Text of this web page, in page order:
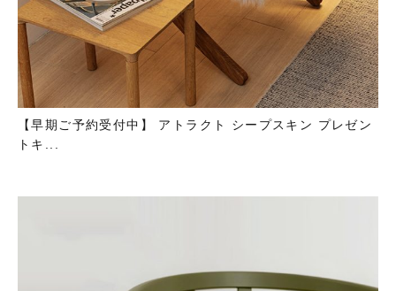
【早期ご予約受付中】 アトラクト シープスキン プレゼン
トキ...